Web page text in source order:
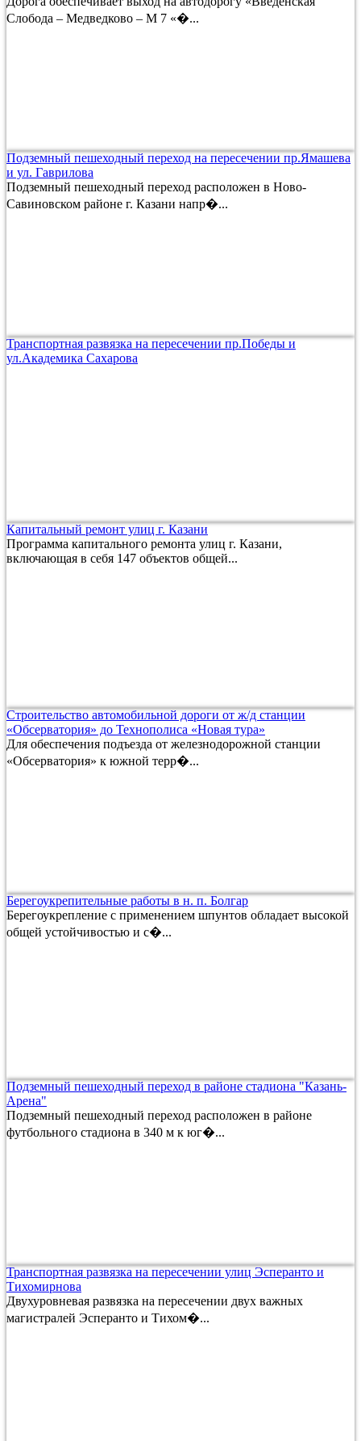
Слобода – Медведково – М 7 «�...
Подземный пешеходный переход на пересечении пр.Ямашева
и ул. Гаврилова
Подземный пешеходный переход расположен в Ново-
Савиновском районе г. Казани напр�...
Транспортная развязка на пересечении пр.Победы и
ул.Академика Сахарова
Капитальный ремонт улиц г. Казани
Программа капитального ремонта улиц г. Казани,
включающая в себя 147 объектов общей...
Строительство автомобильной дороги от ж/д станции
«Обсерватория» до Технополиса «Новая тура»
Для обеспечения подъезда от железнодорожной станции
«Обсерватория» к южной терр�...
Берегоукрепительные работы в н. п. Болгар
Берегоукрепление с применением шпунтов обладает высокой
общей устойчивостью и с�...
Подземный пешеходный переход в районе стадиона "Казань-
Арена"
Подземный пешеходный переход расположен в районе
футбольного стадиона в 340 м к юг�...
Транспортная развязка на пересечении улиц Эсперанто и
Тихомирнова
Двухуровневая развязка на пересечении двух важных
магистралей Эсперанто и Тихом�...